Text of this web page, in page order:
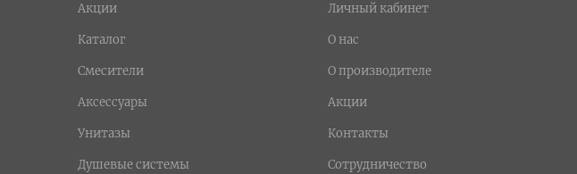
Акции
Каталог
Смесители
Аксессуары
Унитазы
Душевые системы
Личный кабинет
О нас
О производителе
Акции
Контакты
Сотрудничество